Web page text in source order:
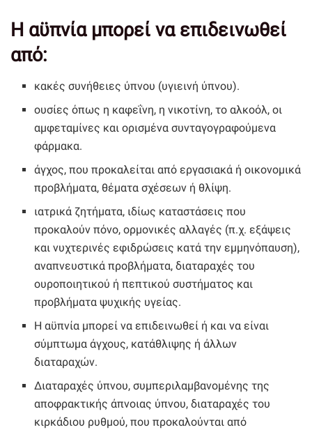
Η αϋπνία μπορεί να επιδεινωθεί
από:
κακές συνήθειες ύπνου (υγιεινή ύπνου).
ουσίες όπως η καφεΐνη, η νικοτίνη, το αλκοόλ, οι
αμφεταμίνες και ορισμένα συνταγογραφούμενα
φάρμακα.
άγχος, που προκαλείται από εργασιακά ή οικονομικά
προβλήματα, θέματα σχέσεων ή θλίψη.
ιατρικά ζητήματα, ιδίως καταστάσεις που
προκαλούν πόνο, ορμονικές αλλαγές (π.χ. εξάψεις
και νυχτερινές εφιδρώσεις κατά την εμμηνόπαυση),
αναπνευστικά προβλήματα, διαταραχές του
ουροποιητικού ή πεπτικού συστήματος και
προβλήματα ψυχικής υγείας.
Η αϋπνία μπορεί να επιδεινωθεί ή και να είναι
σύμπτωμα άγχους, κατάθλιψης ή άλλων
διαταραχών.
Διαταραχές ύπνου, συμπεριλαμβανομένης της
αποφρακτικής άπνοιας ύπνου, διαταραχές του
κιρκάδιου ρυθμού, που προκαλούνται από